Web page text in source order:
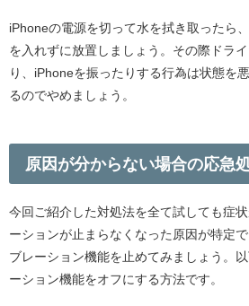
iPhoneの電源を切って水を拭き取ったら
を入れずに放置しましょう。その際ドラ
り、iPhoneを振ったりする行為は状態を
るのでやめましょう。
原因が分からない場合の応急
今回ご紹介した対処法を全て試しても症
ーションが止まらなくなった原因が特定
ブレーション機能を止めてみましょう。
ーション機能をオフにする方法です。